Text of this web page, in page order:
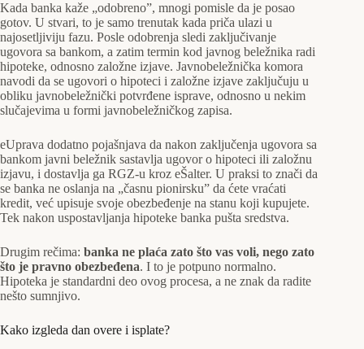
Kada banka kaže „odobreno”, mnogi pomisle da je posao
gotov. U stvari, to je samo trenutak kada priča ulazi u
najosetljiviju fazu. Posle odobrenja sledi zaključivanje
ugovora sa bankom, a zatim termin kod javnog beležnika radi
hipoteke, odnosno založne izjave. Javnobeležnička komora
navodi da se ugovori o hipoteci i založne izjave zaključuju u
obliku javnobeležnički potvrđene isprave, odnosno u nekim
slučajevima u formi javnobeležničkog zapisa.
eUprava dodatno pojašnjava da nakon zaključenja ugovora sa
bankom javni beležnik sastavlja ugovor o hipoteci ili založnu
izjavu, i dostavlja ga RGZ-u kroz eŠalter. U praksi to znači da
se banka ne oslanja na „časnu pionirsku” da ćete vraćati
kredit, već upisuje svoje obezbeđenje na stanu koji kupujete.
Tek nakon uspostavljanja hipoteke banka pušta sredstva.
Drugim rečima: banka ne plaća zato što vas voli, nego zato
što je pravno obezbeđena. I to je potpuno normalno.
Hipoteka je standardni deo ovog procesa, a ne znak da radite
nešto sumnjivo.
Kako izgleda dan overe i isplate?